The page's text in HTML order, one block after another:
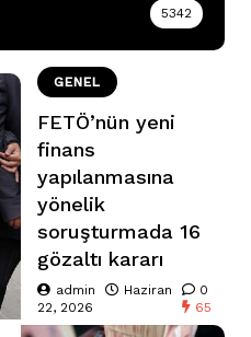
5342
GENEL
FETÖ’nün yeni
finans
yapılanmasına
yönelik
soruşturmada 16
gözaltı kararı
admin
Haziran
22, 2026
0
65